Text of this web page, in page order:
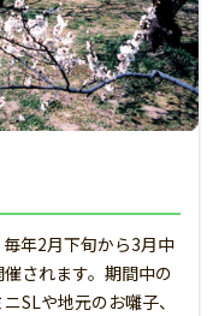
年2月下旬から3月中
されます。期間中の
SLや地元のお囃子、